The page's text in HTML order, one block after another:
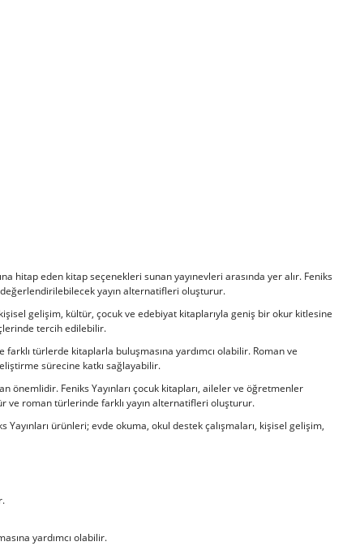
hitap eden kitap seçenekleri sunan yayınevleri arasında yer alır. Feniks
yayın alternatifleri oluşturur.
gelişim, kültür, çocuk ve edebiyat kitaplarıyla geniş bir okur kitlesine
tercih edilebilir.
farklı türlerde kitaplarla buluşmasına yardımcı olabilir. Roman ve
sürecine katkı sağlayabilir.
önemlidir. Feniks Yayınları çocuk kitapları, aileler ve öğretmenler
ve roman türlerinde farklı yayın alternatifleri oluşturur.
ürünleri; evde okuma, okul destek çalışmaları, kişisel gelişim,
yardımcı olabilir.